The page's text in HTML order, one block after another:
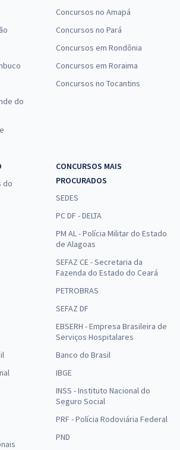
do
Concursos no Amapá
Concursos no Pará
Concursos em Rondônia
Concursos em Roraima
Concursos no Tocantins
do
CONCURSOS MAIS
PROCURADOS
SEDES
PC DF - DELTA
PM AL - Polícia Militar do Estado
de Alagoas
SEFAZ CE - Secretaria da
Fazenda do Estado do Ceará
PETROBRAS
SEFAZ DF
EBSERH - Empresa Brasileira de
Serviços Hospitalares
Banco do Brasil
IBGE
INSS - Instituto Nacional do
Seguro Social
PRF - Polícia Rodoviária Federal
PND